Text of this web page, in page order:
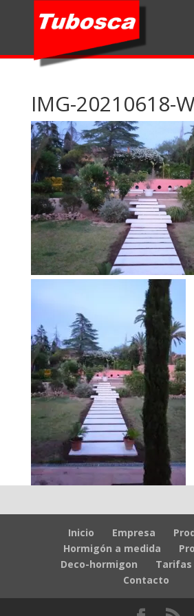
IMG-20210618-
Inicio Empresa
Hormigón a medida
Deco-hormigon
Tarifas
Contacto